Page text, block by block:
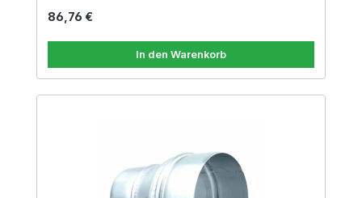
Regulärer Preis:
86,76 €
In den Warenkorb